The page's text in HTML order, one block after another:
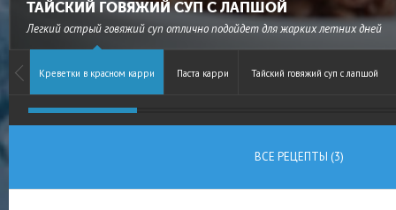
ТАЙСКИЙ ГОВЯЖИЙ СУП С ЛАПШОЙ
Легкий острый говяжий суп отлично подойдет для жарких летних дней
Креветки в красном карри Паста карри Тайский говяжий суп с лапшой
ВСЕ РЕЦЕПТЫ (3)